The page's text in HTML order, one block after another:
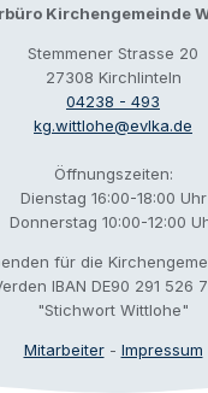
Kirchengemeinde
Stemmener Strasse 20
27308 Kirchlinteln
04238 - 493
kg.wittlohe@evlka.de
Öffnungszeiten:
Dienstag 16:00-18:00 Uhr
Donnerstag 10:00-12:00
für die
IBAN DE90 291 526
"Stichwort Wittlohe"
Mitarbeiter- Impressum